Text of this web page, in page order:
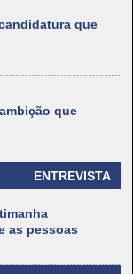
que
que
ENTREVISTA
as pessoas